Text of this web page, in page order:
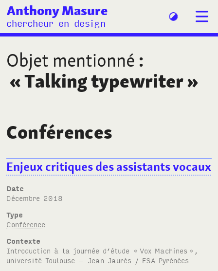
Anthony Masure
chercheur en design
Objet mentionné :
«Talking typewriter»
Conférences
Enjeux critiques des assistants vocaux
Date
décembre 2018
Type
Conférence
Contexte
Introduction à la journée d’étude « Vox Machines »,
université Toulouse – Jean Jaurès / ESA Pyrénées